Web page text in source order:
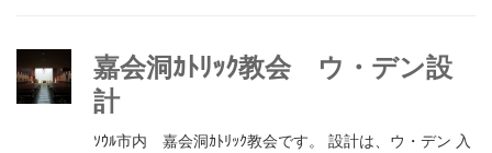
嘉会洞ｶﾄﾘｯｸ教会 ウ・デン設
計
ｿｳﾙ市内 嘉会洞ｶﾄﾘｯｸ教会です。 設計は、ウ・デン 入